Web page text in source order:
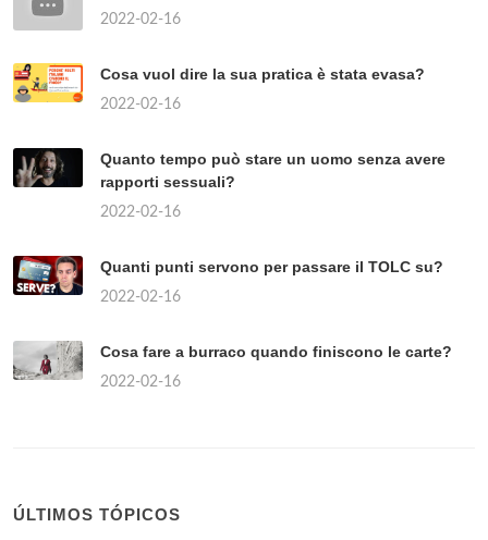
2022-02-16
Cosa vuol dire la sua pratica è stata evasa?
2022-02-16
Quanto tempo può stare un uomo senza avere
rapporti sessuali?
2022-02-16
Quanti punti servono per passare il TOLC su?
2022-02-16
Cosa fare a burraco quando finiscono le carte?
2022-02-16
ÚLTIMOS TÓPICOS